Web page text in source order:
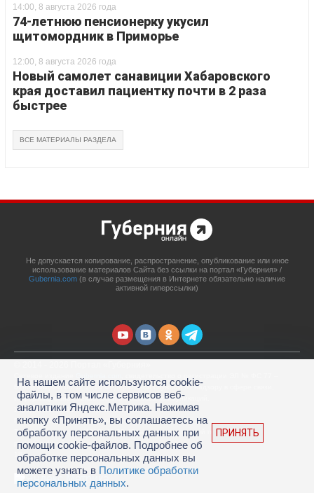
14:00, 8 августа 2026 года
74-летнюю пенсионерку укусил
щитомордник в Приморье
12:00, 8 августа 2026 года
Новый самолет санавиции Хабаровского
края доставил пациентку почти в 2 раза
быстрее
ВСЕ МАТЕРИАЛЫ РАЗДЕЛА
Не допускается копирование, распространение, опубликование или иное
использование материалов Сайта без ссылки на портал «Губерния» /
Gubernia.com (в случае размещения в Интернете обязательно наличие
активной гиперссылки)
67908 выдано 06.12.2016 Федеральной службой по надзору в сфере связи,
информационных технологий и массовых коммуникаций.
Учредитель: ООО «Губерния Он-лайн»
Главный редактор: Гатаулина А.С.
Телефон редакции: (4212) 45-88-45, адрес электронной почты:
portal@gubernia.com
18+
На нашем сайте используются cookie-
файлы, в том числе сервисов веб-
аналитики Яндекс.Метрика. Нажимая
кнопку «Принять», вы соглашаетесь на
обработку персональных данных при
помощи cookie-файлов. Подробнее об
обработке персональных данных вы
можете узнать в Политике обработки
персональных данных.
ПРИНЯТЬ